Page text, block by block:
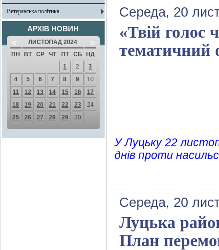
Ветеранська політика
АРХІВ НОВИН
« ЛИСТОПАД 2024 »
ПН ВТ СР ЧТ ПТ СБ
НД
1
2
3
4
5 6 7 8 9
10
11
12 13 14 15 16
17
18
19 20 21 22 23
24
25
26 27 28 29 30
Середа, 20
«Твій голос
тематичний
У Луцьку 22
днів проти
Середа, 20
Луцька
План